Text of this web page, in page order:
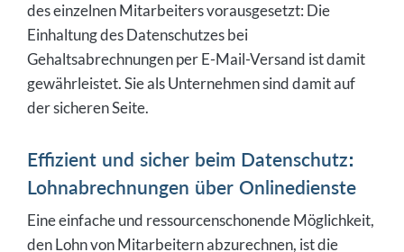
des einzelnen Mitarbeiters vorausgesetzt: Die
Einhaltung des Datenschutzes bei
Gehaltsabrechnungen per E-Mail-Versand ist damit
gewährleistet. Sie als Unternehmen sind damit auf
der sicheren Seite.
Effizient und sicher beim Datenschutz:
Lohnabrechnungen über Onlinedienste
Eine einfache und ressourcenschonende Möglichkeit,
den Lohn von Mitarbeitern abzurechnen, ist die